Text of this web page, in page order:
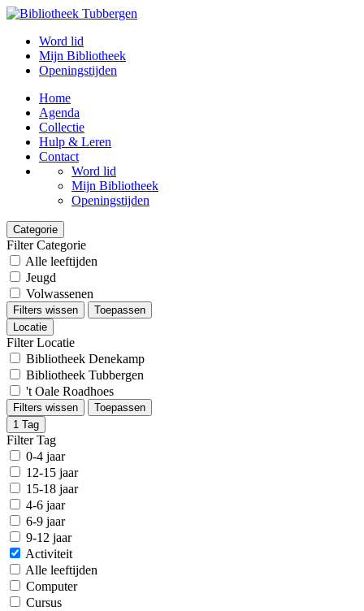
Word lid
Mijn Bibliotheek
Openingstijden
Home
Agenda
Collectie
Hulp & Leren
Contact
Word lid
Mijn Bibliotheek
Openingstijden
Categorie
Filter Categorie
Alle leeftijden
Jeugd
Volwassenen
Filters wissen
Toepassen
Locatie
Filter Locatie
Bibliotheek Denekamp
Bibliotheek Tubbergen
't Oale Roadhoes
Filters wissen
Toepassen
1 Tag
Filter Tag
0-4 jaar
12-15 jaar
15-18 jaar
4-6 jaar
6-9 jaar
9-12 jaar
Activiteit
Alle leeftijden
Computer
Cursus